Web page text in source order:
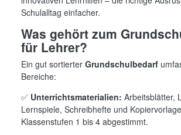
Schulalltag einfacher.
Was gehört zum
für Lehrer?
Ein gut sortierter Grundschulbedarf
Bereiche:
✅ Unterrichtsmaterialien: Arbeitsblätter,
Lernspiele, Schreibhefte und
Klassenstufen 1 bis 4 abgestimmt.